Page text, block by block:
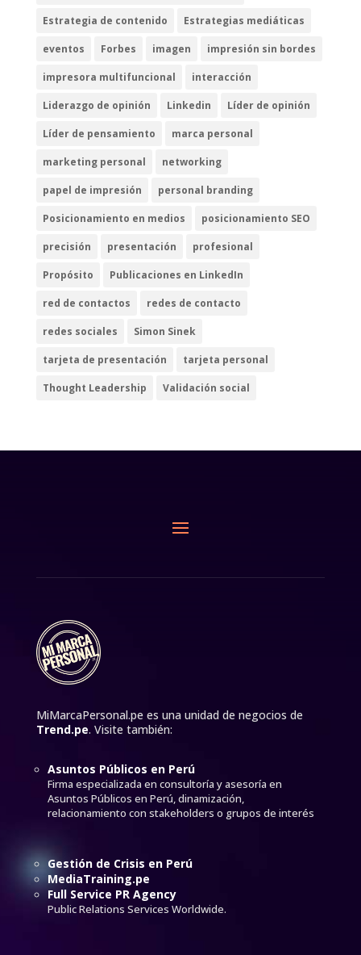
Estrategia de contenido Estrategias mediáticas
eventos Forbes imagen impresión sin bordes
impresora multifuncional interacción
Liderazgo de opinión Linkedin Líder de opinión
Líder de pensamiento marca personal
marketing personal networking
papel de impresión personal branding
Posicionamiento en medios posicionamiento SEO
precisión presentación profesional
Propósito Publicaciones en LinkedIn
red de contactos redes de contacto
redes sociales Simon Sinek
tarjeta de presentación tarjeta personal
Thought Leadership Validación social
MiMarcaPersonal.pe es una unidad de negocios de
Trend.pe. Visite también:
Asuntos Públicos en Perú
Firma especializada en consultoría y asesoría en
Asuntos Públicos en Perú, dinamización,
relacionamiento con stakeholders o grupos de interés
Gestión de Crisis en Perú
MediaTraining.pe
Full Service PR Agency
Public Relations Services Worldwide.